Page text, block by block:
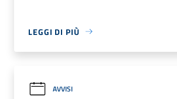
LEGGI DI PIÙ
AVVISI